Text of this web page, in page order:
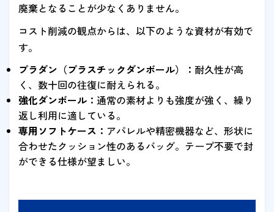
廃棄となることが少なくありません。
コスト削減の観点からは、以下のような資材が有効で
す。
プラダン（プラスチックダンボール）： 耐久性が高
く、数十回の往復に耐えられる。
強化ダンボール： 通常の素材よりも強度が強く、繰り
返し利用に適している。
専用ソフトケース： アパレルや精密機器など、形状に
合わせたクッション性のあるバッグ。テープ不要で封
ができる仕様が望ましい。